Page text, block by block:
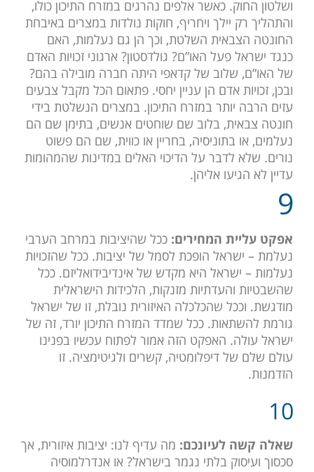
ושלטון החוק. כאשר אלפים נהרגים במזרח התיכון כולו,
והתהליך רק יילך ויחריף, חוקות נולדות במצרים באיבחת
החונטה הצבאית השלטת, וכך הן גם נעלמות, האם
כנגד ישראל פעל האו”ם? גולדסטון? ארגוני זכויות האדם
של האו”ם, שלוב של קדאפי היתה חברה מובילה בהם?
ובכן, זכויות אדם הן עניין יחסי. פתאום הכל מקבל צבעים
עזים הרבה יותר במזרח התיכון. במצרים הנשלטת בידי
חונטה צבאית, בלוב שם שוחטים אנשים, בתימן שם הם
נעלמים, או בתוניסיה, בחריין או כווית, שם הם פשוט
נורים. שלא לדבר על הדיכוי האלים במדינות שהמהומות
עדיין לא הגיעו אליהן.
9
אפקט עליית המחירים: ככל שהיציבות במרחב הערבי
נעלמת – ישראל הופכת לסמל של יציבות. ככל שהזכויות
נעלמות – ישראל היא מקדש של אינדיבידואליזם. ככל
שהשבטיות והעדתיות מזנקות, הלכידות הישראלית
מודגשת. וככל שהכלכלה האיזורית נובלת, זו של ישראל
גורמת להשתאות. ככל שמדד המזרח התיכון יורד, זה של
ישראל עולה. האפקט הזה אמור לפתוח עכשיו בפנינו
עולם שלם של דיפלומטיה, קשרים ולגיטימציה. זו
הזדמנות.
10
שאלה קשה לעיונכם: מה עדיף לנו: יציבות איזורית, אך
סכסוך ועיסוק בלתי נגמר בישראל? או אנדרלמוסיה